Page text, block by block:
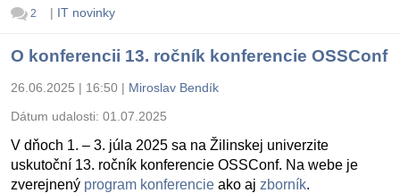
2 | IT novinky
O konferencii 13. ročník konferencie OSSConf
26.06.2025 | 16:50 | Miroslav Bendík
Dátum udalosti: 01.07.2025
V dňoch 1. – 3. júla 2025 sa na Žilinskej univerzite
uskutoční 13. ročník konferencie OSSConf. Na webe je
zverejnený program konferencie ako aj zborník.